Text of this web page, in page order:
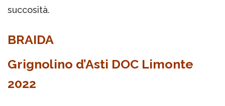
succosità.
BRAIDA
Grignolino d’Asti DOC Limonte
2022